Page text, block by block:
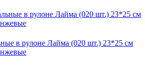
в рулоне Лайма (020 шт.) 23*25 см